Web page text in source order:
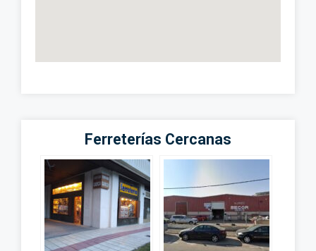
Ferreterías Cercanas